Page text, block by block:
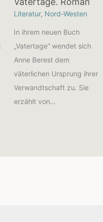
Literatur, Nord-Westen
In ihrem neuen Buch
„Vatertage“ wendet sich
Anne Berest dem
väterlichen Ursprung ihrer
Verwandtschaft zu. Sie
erzählt von…